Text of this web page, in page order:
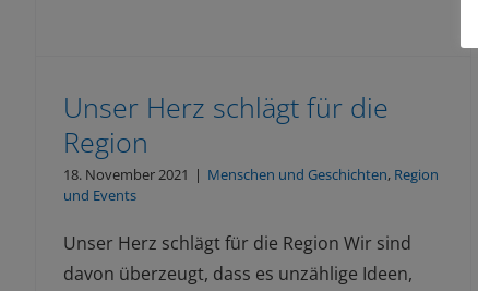
Unser Herz schlägt für die
Region
18. November 2021 | Menschen und Geschichten, Region
und Events
Unser Herz schlägt für die Region Wir sind
davon überzeugt, dass es unzählige Ideen,